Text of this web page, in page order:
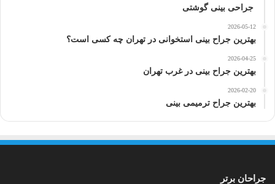
جراحی بینی گوشتی
2026-05-12
بهترین جراح بینی استخوانی در تهران چه کسی است؟
2026-04-25
بهترین جراح بینی در غرب تهران
2026-02-20
بهترین جراح ترمیمی بینی
جراحان برتر